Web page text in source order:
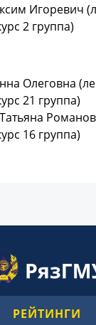
Игоревич
2 группа)
Олеговна
21 группа)
16 группа)
РЕЙТИНГИ